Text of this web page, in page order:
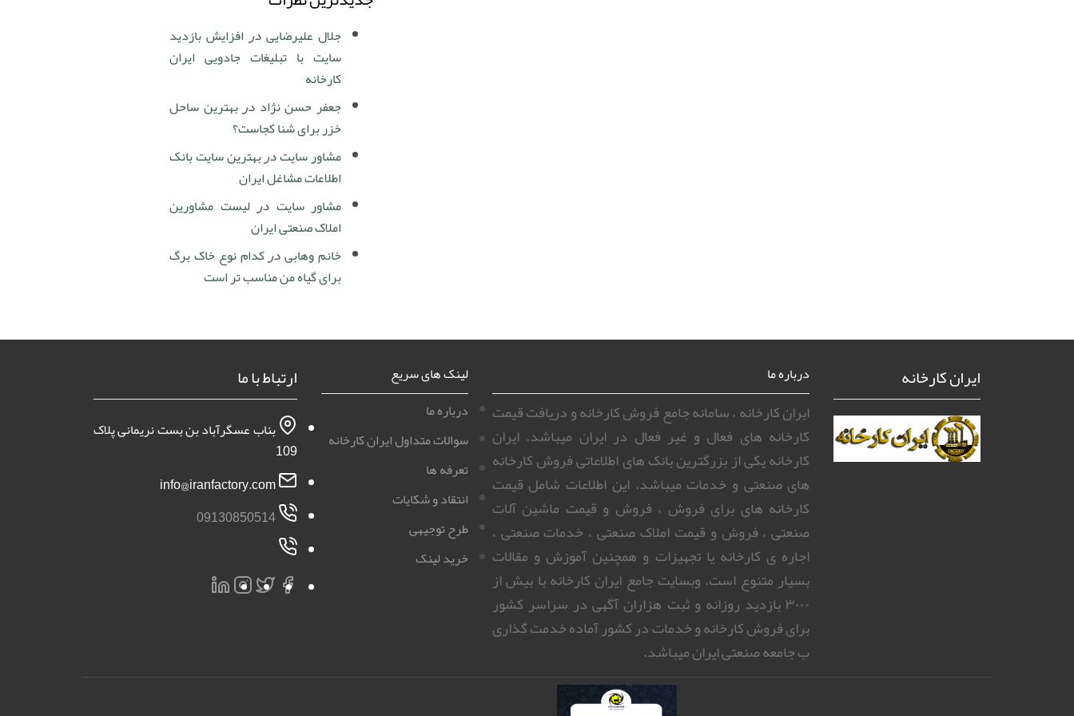
جلال علیرضاییدرافزایش بازدید
سایت با تبلیغات جادویی ایران
کارخانه
جعفر حسن نژاد دربهترین ساحل
خزر برای شنا کجاست؟
مشاور سایتدربهترین سایت بانک
اطلاعات مشاغل ایران
مشاور سایت درلیست مشاورین
املاک صنعتی ایران
خانم وهابیدرکدام نوع خاک برگ
برای گیاه من مناسب تر است
ایران کارخانه درباره ما
ایران کارخانه ، سامانه جامع فروش کارخانه و دریافت قیمت
کارخانه های فعال و غیر فعال در ایران میباشد. ایران
کارخانه یکی از بزرگترین بانک های اطلاعاتی فروش کارخانه
های صنعتی و خدمات میباشد. این اطلاعات شامل قیمت
کارخانه های برای فروش ، فروش و قیمت ماشین آلات
صنعتی ، فروش و قیمت املاک صنعتی ، خدمات صنعتی ،
اجاره ی کارخانه یا تجهیزات و همچنین آموزش و مقالات
بسیار متنوع است. وبسایت جامع ایران کارخانه با بیش از
۳۰۰۰ بازدید روزانه و ثبت هزاران آگهی در سراسر کشور
برای فروش کارخانه و خدمات در کشور آماده خدمت گذاری
ب جامعه صنعتی ایران میباشد.
لینک های سریع
درباره ما
سوالات متداول ایران کارخانه
تعرفه ها
انتقاد و شکایات
طرح توجیهی
خرید لینک
ارتباط با ما
بناب عسگرآباد بن بست نریمانی پلاک
109
09130850514